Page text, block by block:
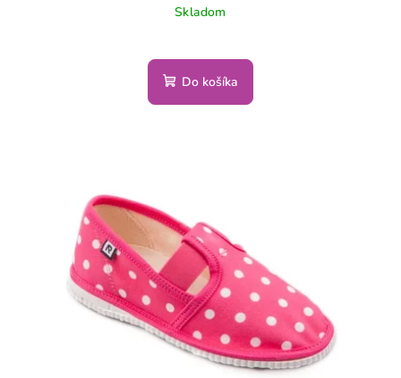
Skladom
Do košíka